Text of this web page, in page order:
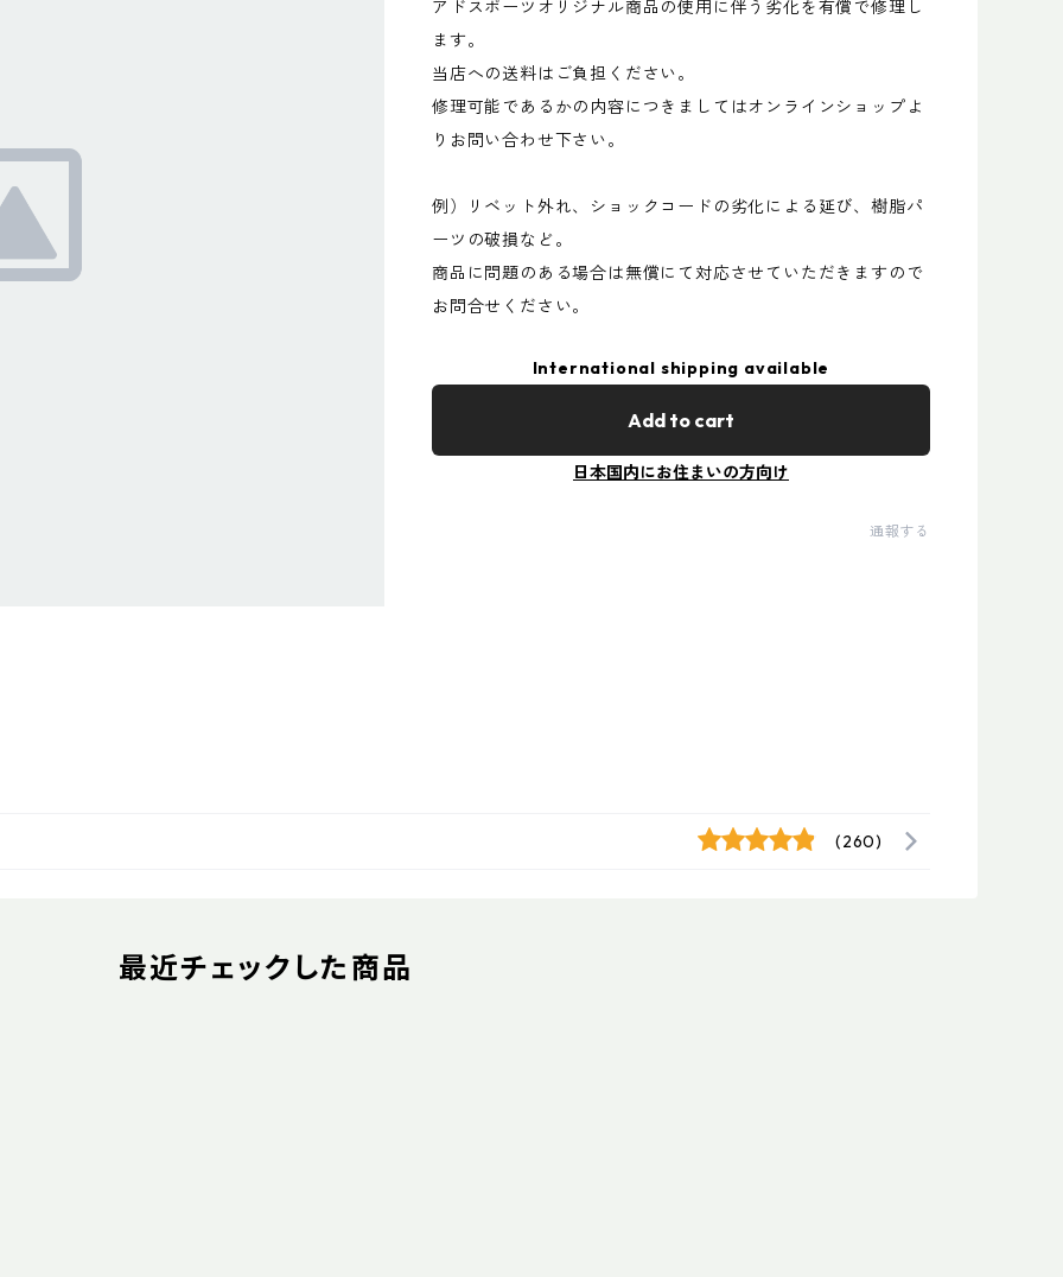
アドスポーツオリジナル商品の使用に伴う劣化を有償で修理し
ます。
当店への送料はご負担ください。
修理可能であるかの内容につきましてはオンラインショップよ
りお問い合わせ下さい。
例）リベット外れ、ショックコードの劣化による延び、樹脂パ
ーツの破損など。
商品に問題のある場合は無償にて対応させていただきますので
お問合せください。
International shipping available
Add to cart
日本国内にお住まいの方向け
通報する
(260)
最近チェックした商品